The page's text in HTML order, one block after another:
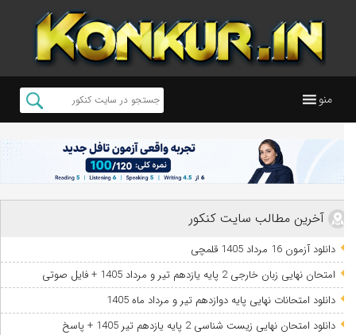
منو
آخرین مطالب سایت کنکور
دانلود آزمون 16 مرداد 1405 قلمچی
امتحان نهایی زبان خارجی 2 پایه یازدهم تیر و مرداد 1405 + فایل صوتی
دانلود امتحانات نهایی پایه دوازدهم تیر و مرداد ماه 1405
دانلود امتحان نهایی زیست شناسی 2 پایه یازدهم تیر 1405 + پاسخ